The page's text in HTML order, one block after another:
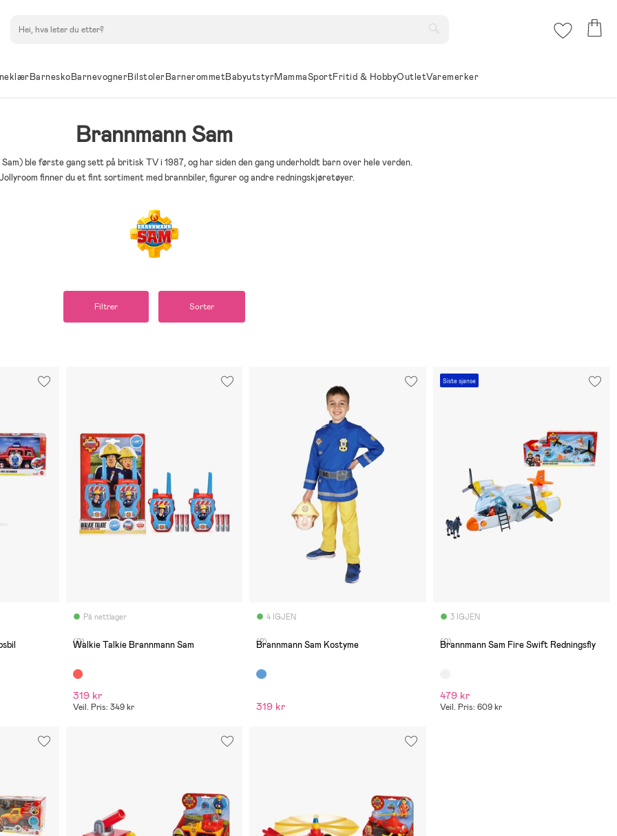
BarneskoBarnevognerBilstolerBarnerommetBabyutstyrMammaSportFritid & HobbyOutletVaremerker
Brannmann Sam
ble første gang sett på britisk TV i 1987, og har siden den gang underholdt barn over hele verden.
finner du et fint sortiment med brannbiler, figurer og andre redningskjøretøyer.
Filtrer Sorter
På nettlager
(0)
Walkie Talkie Brannmann Sam
319 kr
Veil. Pris: 349 kr
4 IGJEN
(2)
Brannmann Sam Kostyme
319 kr
Siste sjanse
3 IGJEN
(0)
Brannmann Sam Fire Swift Redningsfly
479 kr
Veil. Pris: 609 kr